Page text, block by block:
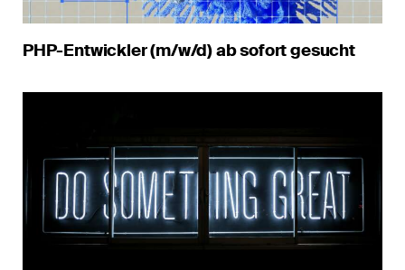
PHP-Entwickler (m/w/d) ab sofort gesucht